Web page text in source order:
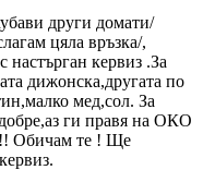
други домати/
цяла връзка/,
настърган кервиз .За
дижонска,другата по
мед,сол. За
ги правя на ОКО
Обичам те ! Ще